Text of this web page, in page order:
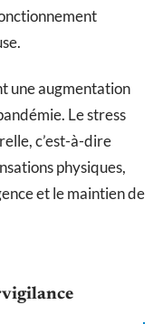
une augmentation
Le stress
c’est-à-dire
physiques,
et le maintien de